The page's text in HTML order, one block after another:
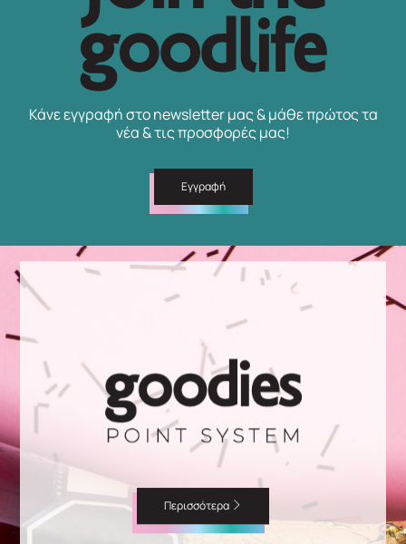
Κάνε εγγραφή στο newsletter μας & μάθε πρώτος τα
νέα & τις προσφορές μας!
Εγγραφή
Περισσότερα